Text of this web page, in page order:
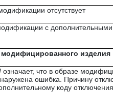
отсутствует
с
изделия
означает, что в образе
ошибка. Причину
коду